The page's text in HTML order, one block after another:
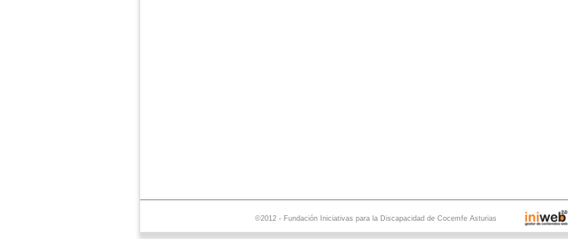
©2012 - Fundación Iniciativas para la Discapacidad de Cocemfe Asturias